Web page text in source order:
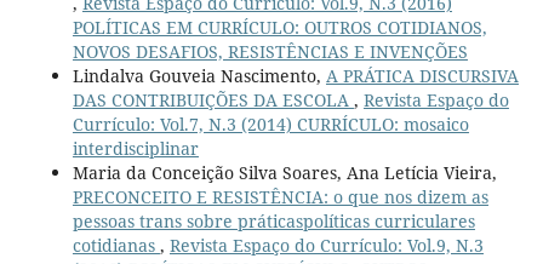
POLÍTICAS EM CURRÍCULO: OUTROS COTIDIANOS,
NOVOS DESAFIOS, RESISTÊNCIAS E INVENÇÕES
Lindalva Gouveia Nascimento, A PRÁTICA DISCURSIVA
DAS CONTRIBUIÇÕES DA ESCOLA , Revista Espaço do
Currículo: Vol.7, N.3 (2014) CURRÍCULO: mosaico
interdisciplinar
Maria da Conceição Silva Soares, Ana Letícia Vieira,
PRECONCEITO E RESISTÊNCIA: o que nos dizem as
pessoas trans sobre práticaspolíticas curriculares
cotidianas , Revista Espaço do Currículo: Vol.9, N.3